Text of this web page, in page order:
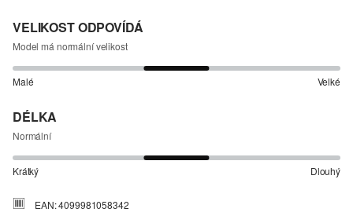
VELIKOST ODPOVÍDÁ
Model má normální velikost
Malé Velké
DÉLKA
Normální
Krátký Dlouhý
EAN: 4099981058342